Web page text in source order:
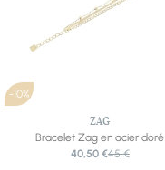
-10%
ZAG
Bracelet Zag en acier doré
40,50 €45 €